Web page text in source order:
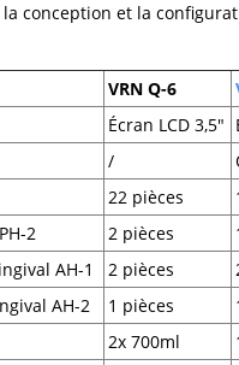
conception et la
VRN Q-6
Écran LCD 3,5"
/
22 pièces
2
2 pièces
AH-1
2 pièces
AH-2
1 pièces
2x 700ml